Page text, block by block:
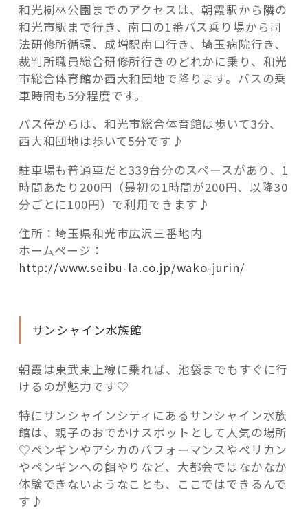
和光樹林公園までのアクセスは、朝霞駅から隣の
和光市駅まで行き、南口の1番バス乗り場から司
法研修所循環、成増駅南口行き、埼玉病院行き、
裁判所職員総合研修所行きのどれかに乗り、和光
市総合体育館か西大和団地で降ります。バスの乗
車時間も5分程度です。
バス停からは、和光市総合体育館は歩いて3分、
西大和団地は歩いて5分です♪
駐車場も普通車だと339台分のスペースがあり、1
時間あたり200円（最初の1時間が200円、以降30
分ごとに100円）で利用できます♪
住所：埼玉県和光市広沢三番地内
ホームページ：
http://www.seibu-la.co.jp/wako-jurin/
サンシャイン水族館
朝霞は東武東上線に乗れば、池袋までもすぐに行
けるのが魅力です♡
特にサンシャインシティにあるサンシャイン水族
館は、親子のおでかけスポットとして人気の場所
♡ペンギンやアシカのパフォーマンスやペリカン
やペンギンへの餌やりなど、大都会ではなかなか
体験できないようなことも、ここではできるんで
す♪